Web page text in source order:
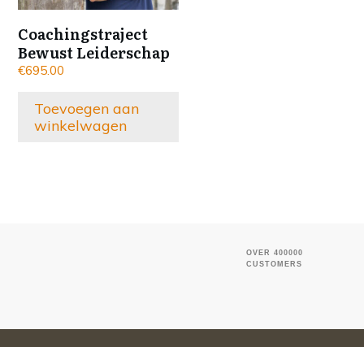
Coachingstraject
Bewust Leiderschap
€695.00
Toevoegen aan
winkelwagen
OVER 400000
CUSTOMERS